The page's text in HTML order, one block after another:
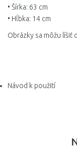
• Šírka: 63 cm
• Hĺbka: 14 cm
Obrázky sa môžu
Návod k použití